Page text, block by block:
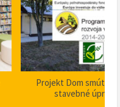
Projekt Dom smútku
stavebné úpravy